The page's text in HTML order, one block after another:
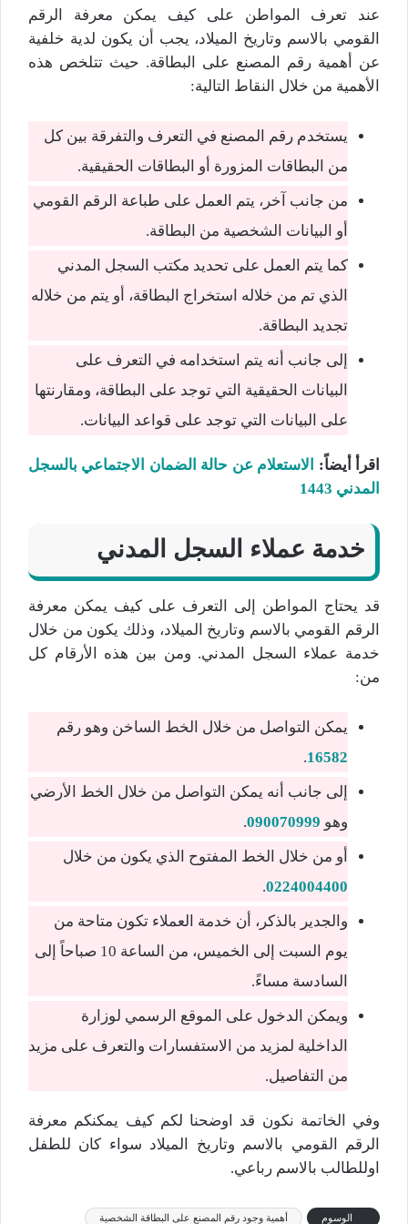
عند تعرف المواطن على كيف يمكن معرفة الرقم
القومي بالاسم وتاريخ الميلاد، يجب أن يكون لدية خلفية
عن أهمية رقم المصنع على البطاقة. حيث تتلخص هذه
الأهمية من خلال النقاط التالية:
يستخدم رقم المصنع في التعرف والتفرقة بين كل
من البطاقات المزورة أو البطاقات الحقيقية.
من جانب آخر، يتم العمل على طباعة الرقم القومي
أو البيانات الشخصية من البطاقة.
كما يتم العمل على تحديد مكتب السجل المدني
الذي تم من خلاله استخراج البطاقة، أو يتم من خلاله
تجديد البطاقة.
إلى جانب أنه يتم استخدامه في التعرف على
البيانات الحقيقية التي توجد على البطاقة، ومقارنتها
على البيانات التي توجد على قواعد البيانات.
اقرأ أيضاً:
الاستعلام عن حالة الضمان الاجتماعي بالسجل
المدني 1443
خدمة عملاء السجل المدني
قد يحتاج المواطن إلى التعرف على كيف يمكن معرفة
الرقم القومي بالاسم وتاريخ الميلاد، وذلك يكون من خلال
خدمة عملاء السجل المدني. ومن بين هذه الأرقام كل
من:
يمكن التواصل من خلال الخط الساخن وهو رقم
16582
.
إلى جانب أنه يمكن التواصل من خلال الخط الأرضي
وهو 090070999
.
أو من خلال الخط المفتوح الذي يكون من خلال
0224004400
.
والجدير بالذكر، أن خدمة العملاء تكون متاحة من
يوم السبت إلى الخميس، من الساعة 10 صباحاً إلى
السادسة مساءً.
ويمكن الدخول على الموقع الرسمي لوزارة
الداخلية لمزيد من الاستفسارات والتعرف على مزيد
من التفاصيل.
وفي الخاتمة نكون قد اوضحنا لكم كيف يمكنكم معرفة
الرقم القومي بالاسم وتاريخ الميلاد سواء كان للطفل
اوللطالب بالاسم رباعي.
الوسوم أهمية وجود رقم المصنع على البطاقة الشخصية